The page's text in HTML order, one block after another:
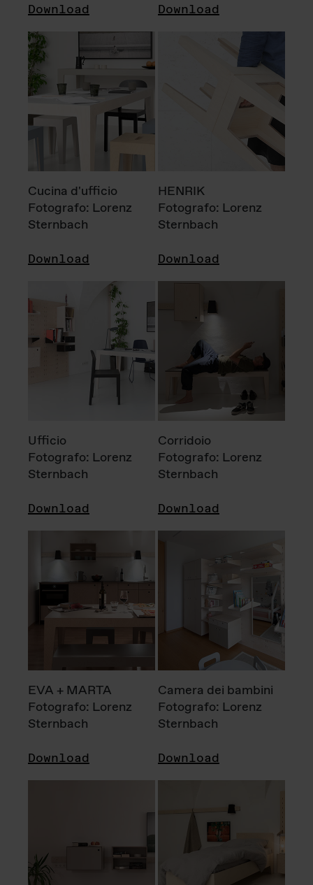
Download Download
Cucina d'ufficio
Fotografo: Lorenz
Sternbach
Download
HENRIK
Fotografo: Lorenz
Sternbach
Download
Ufficio
Fotografo: Lorenz
Sternbach
Download
Corridoio
Fotografo: Lorenz
Sternbach
Download
EVA + MARTA
Fotografo: Lorenz
Sternbach
Download
Camera dei bambini
Fotografo: Lorenz
Sternbach
Download